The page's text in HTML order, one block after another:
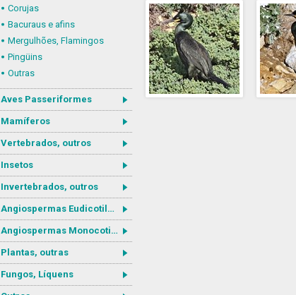
Corujas
Bacuraus e afins
Mergulhões, Flamingos
Pingüins
Outras
Aves Passeriformes
Mamíferos
Vertebrados, outros
Insetos
Invertebrados, outros
Angiospermas Eudicotiledôneas
Angiospermas Monocotiledôneas
Plantas, outras
Fungos, Líquens